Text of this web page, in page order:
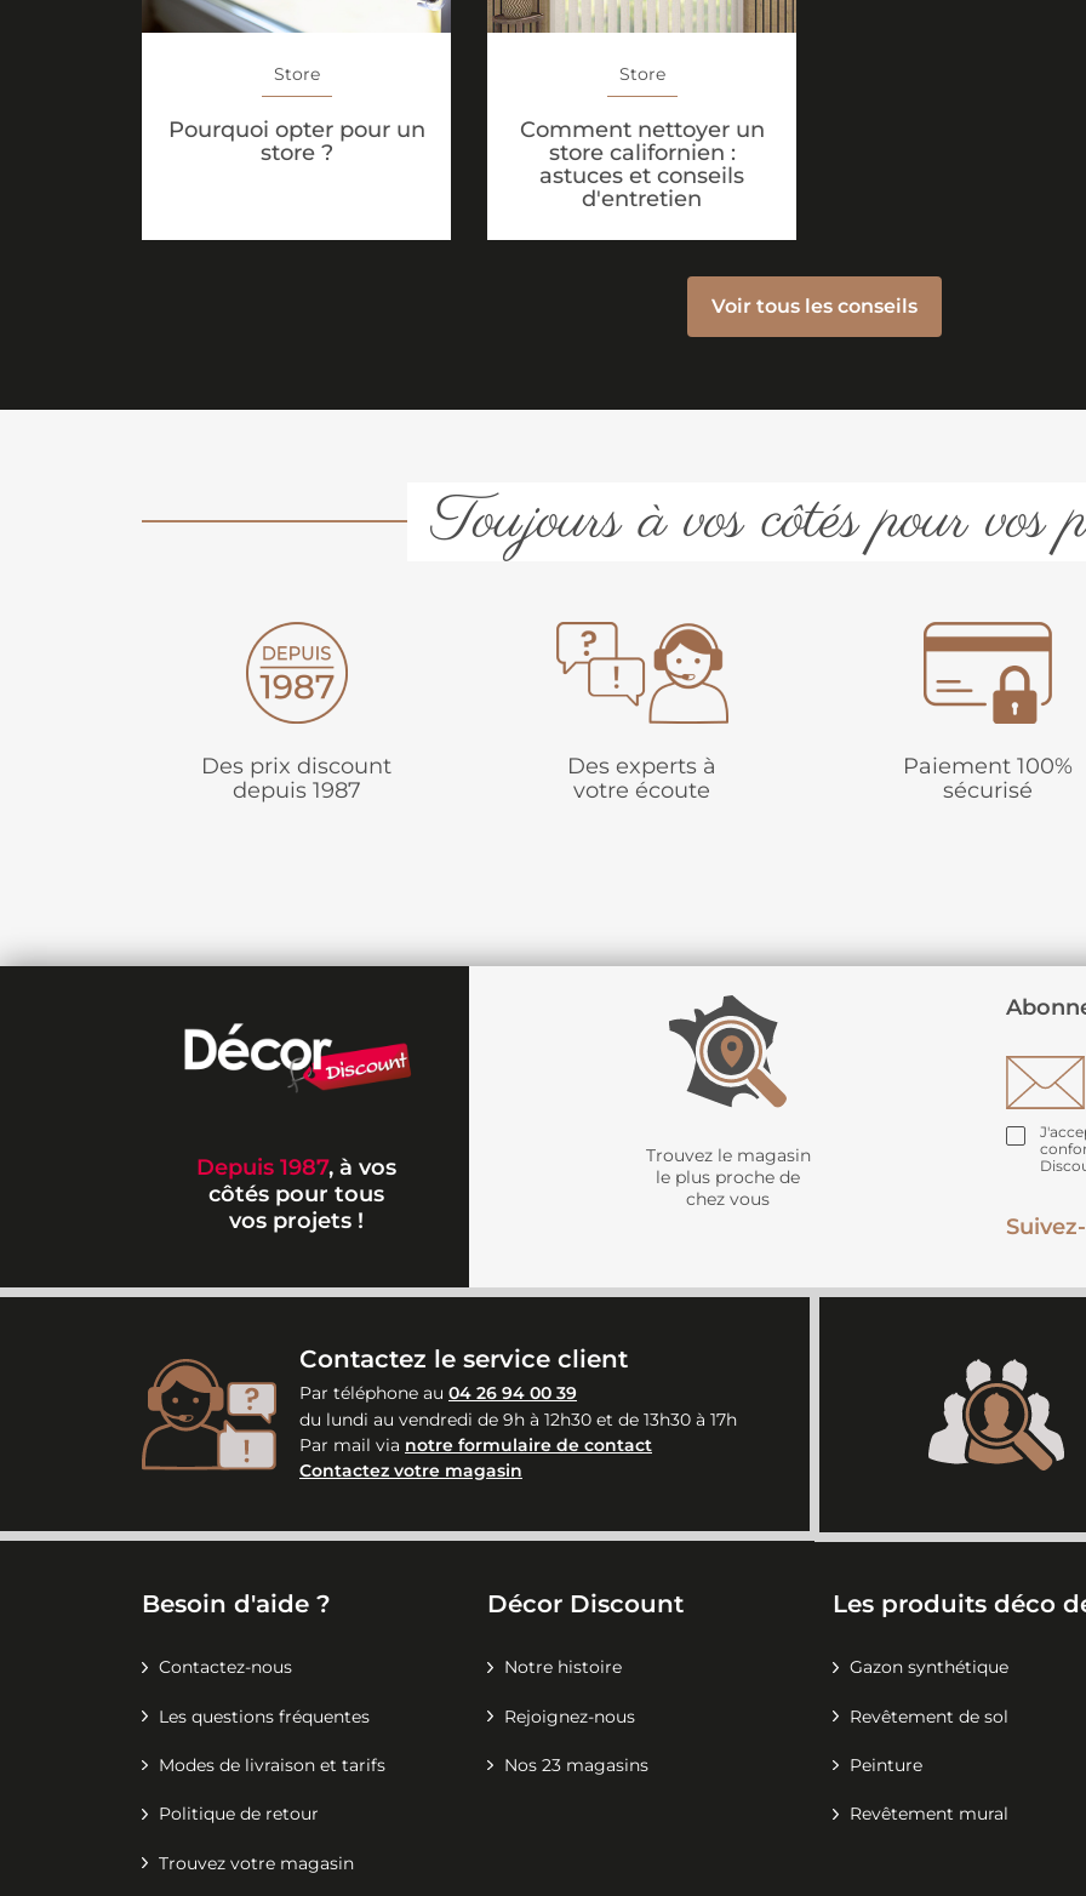
Store
Pourquoi opter pour un
store ?
Store
Comment nettoyer un
store californien :
astuces et conseils
d'entretien
Voir tous les conseils
Toujours à vos côtés pour vos
Des prix discount
depuis 1987
Des experts à
votre écoute
Paiement 100%
sécurisé
Depuis 1987, à vos
côtés pour tous
vos projets !
Trouvez le magasin
le plus proche de
chez vous
Contactez le service client
Par téléphone au 04 26 94 00 39
du lundi au vendredi de 9h à 12h30 et de 13h30 à 17h
Par mail via notre formulaire de contact
Contactez votre magasin
Besoin d'aide ?
Contactez-nous
Les questions fréquentes
Modes de livraison et tarifs
Politique de retour
Trouvez votre magasin
Décor Discount
Notre histoire
Rejoignez-nous
Nos 23 magasins
Les produits déco
Gazon synthétique
Revêtement de sol
Peinture
Revêtement mural